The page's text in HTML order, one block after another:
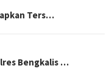
Ters…
Bengkalis …